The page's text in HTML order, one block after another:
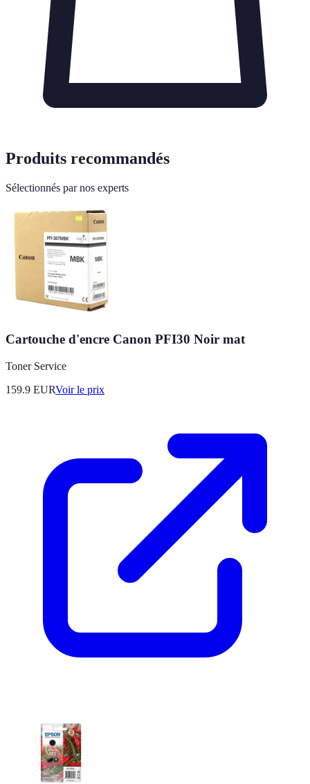
Produits recommandés
Sélectionnés par nos experts
Cartouche d'encre Canon PFI30 Noir mat
Toner Service
159.9 EURVoir le prix